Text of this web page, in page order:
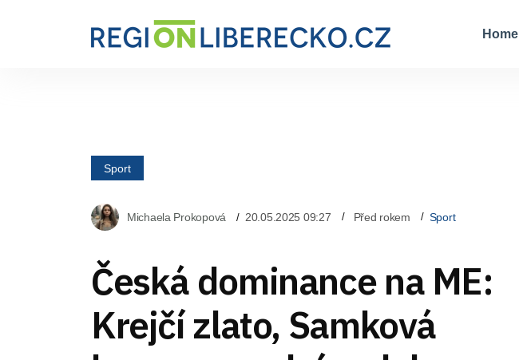
Home
Sport
Michaela Prokopová 20.05.2025 09:27 Před rokem Sport
Česká dominance na ME:
Krejčí zlato, Samková